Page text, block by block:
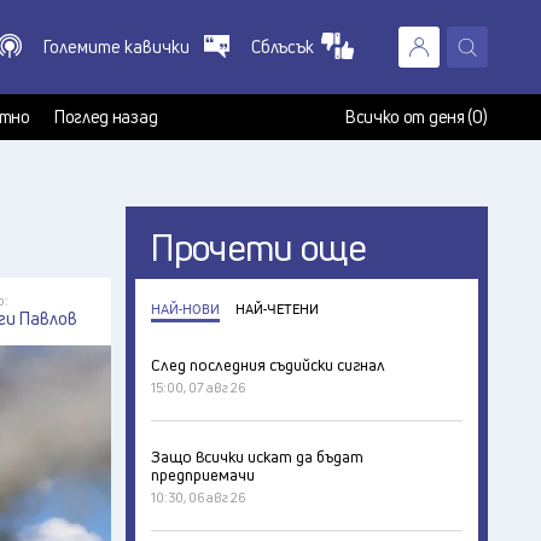
X
Големите кавички Сблъсък
Поглед назад Всичко от деня (0)
Павлов
Прочети още
НАЙ-НОВИ НАЙ-ЧЕТЕНИ
След последния съдийски сигнал
15:00, 07 авг 26
Защо всички искат да бъдат
предприемачи
10:30, 06 авг 26